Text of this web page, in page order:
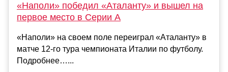
«Наполи» победил «Аталанту» и вышел на
первое место в Серии А
«Наполи» на своем поле переиграл «Аталанту» в
матче 12‑го тура чемпионата Италии по футболу.
Подробнее…...